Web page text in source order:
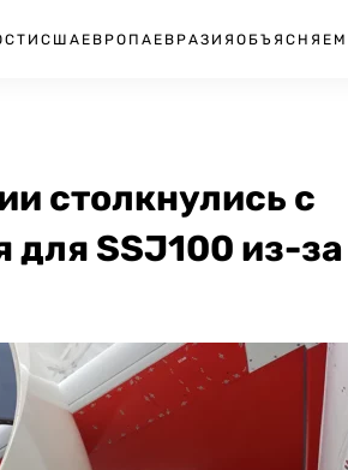
США ЕВРОПА ЕВРАЗИЯ ОБЪЯСНЯЕМ
столкнулись с
SSJ100 из-за